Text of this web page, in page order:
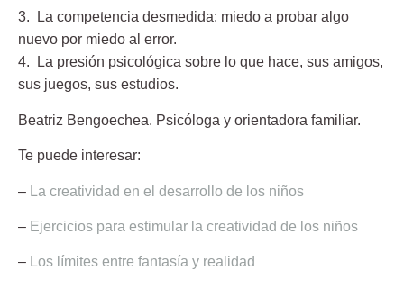
3. La competencia desmedida: miedo a probar algo
nuevo por miedo al error.
4.
La presión psicológica sobre lo que hace, sus amigos,
sus juegos, sus estudios.
Beatriz Bengoechea. Psicóloga y orientadora familiar.
Te puede interesar:
– La creatividad en el desarrollo de los niños
– Ejercicios para estimular la creatividad de los niños
– Los límites entre fantasía y realidad